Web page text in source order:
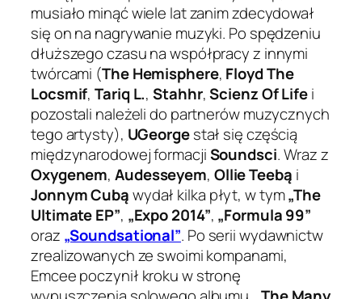
musiało minąć wiele lat zanim zdecydował
się on na nagrywanie muzyki. Po spędzeniu
dłuższego czasu na współpracy z innymi
twórcami (The Hemisphere, Floyd The
Locsmif,Tariq L.,Stahhr,Scienz Of Lifei
pozostali należeli do partnerów muzycznych
tego artysty), UGeorgestał się częścią
międzynarodowej formacjiSoundsci. Wraz z
Oxygenem,Audesseyem, Ollie Teebą i
Jonnym Cubąwydał kilka płyt, w tym„The
Ultimate EP”, „Expo 2014”, „Formula 99”
oraz „Soundsational”. Po serii wydawnictw
zrealizowanych ze swoimi kompanami,
Emcee poczynił kroku w stronę